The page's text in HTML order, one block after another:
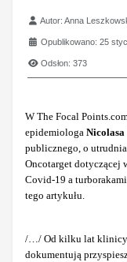
Szczegóły
Autor:Anna
Opublikowano: 25
Odsłon: 373
W The Focal
epidemiologa
publicznego, o
Oncotarget dotyczącej
Covid-19 a
tego artykułu.
/…/ Od kilku lat
dokumentują